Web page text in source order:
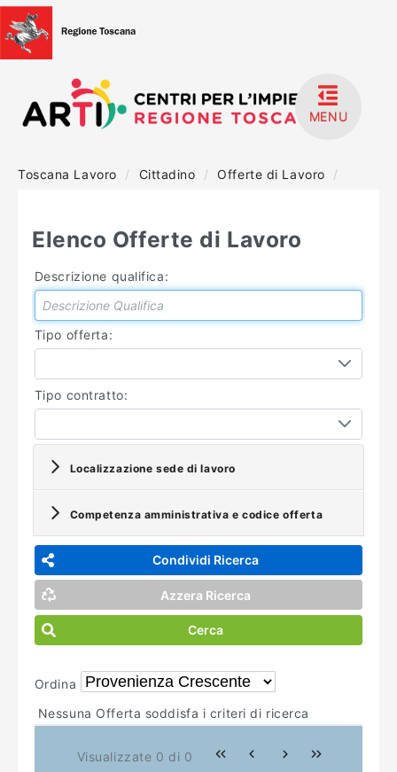
MENU
HOME
MANUALISTICA
Toscana Lavoro / Cittadino / Offerte di Lavoro /
Elenco Offerte di Lavoro
Descrizione qualifica:
Tipo offerta:
Tipo contratto:
Localizzazione sede di lavoro
Competenza amministrativa e codice offerta
Condividi Ricerca
Azzera Ricerca
Cerca
Ordina
Nessuna Offerta soddisfa i criteri di ricerca
Visualizzate 0 di 0